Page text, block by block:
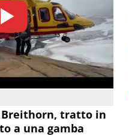
Breithorn, tratto in
a una gamba